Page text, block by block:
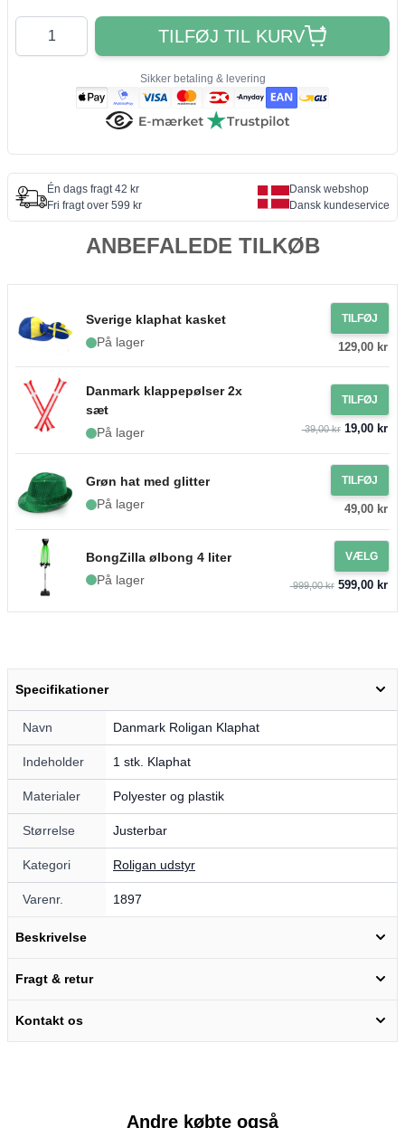
Antal
TILFØJ TIL KURV
Sikker betaling & levering
Én dags fragt 42 kr
Fri fragt over 599 kr
Dansk webshop
Dansk kundeservice
ANBEFALEDE TILKØB
Sverige klaphat kasket
På lager
TILFØJ
129,00 kr
Danmark klappepølser 2x
sæt
På lager
TILFØJ
39,00 kr19,00 kr
Grøn hat med glitter
På lager
TILFØJ
49,00 kr
BongZilla ølbong 4 liter
På lager
VÆLG
999,00 kr599,00 kr
Specifikationer
Navn Danmark Roligan Klaphat
Indeholder 1 stk. Klaphat
Materialer Polyester og plastik
Størrelse Justerbar
Kategori Roligan udstyr
Varenr. 1897
Beskrivelse
Fragt & retur
Kontakt os
Andre købte også